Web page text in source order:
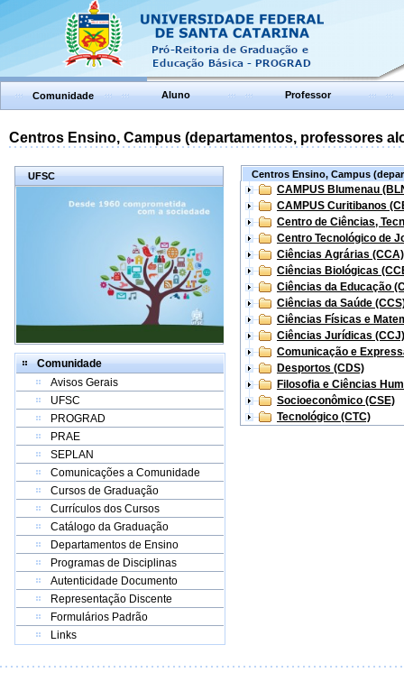
Comunidade Aluno Professor
Centros Ensino, Campus (departamentos, professores
UFSC
Comunidade
Avisos Gerais
UFSC
PROGRAD
PRAE
SEPLAN
Comunicações a Comunidade
Cursos de Graduação
Currículos dos Cursos
Catálogo da Graduação
Departamentos de Ensino
Programas de Disciplinas
Autenticidade Documento
Representação Discente
Formulários Padrão
Links
Centros Ensino, Campus
CAMPUS Blumenau
CAMPUS Curitibanos
Centro de Ciências,
Centro Tecnológico de
Ciências Agrárias (CCA)
Ciências Biológicas
Ciências da Educação
Ciências da Saúde
Ciências Físicas e
Ciências Jurídicas (CCJ)
Comunicação e
Desportos (CDS)
Filosofia e Ciências
Socioeconômico (CSE)
Tecnológico (CTC)